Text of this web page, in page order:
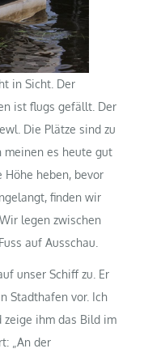
in Sicht. Der
ist flugs gefällt. Der
Die Plätze sind zu
meinen es heute gut
Höhe heben, bevor
finden wir
legen zwischen
auf Ausschau.
unser Schiff zu. Er
Stadthafen vor. Ich
zeige ihm das Bild im
„An der